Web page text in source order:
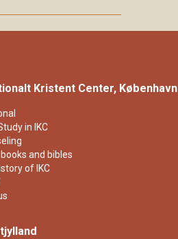
Kristent Center, København
in IKC
and bibles
of IKC